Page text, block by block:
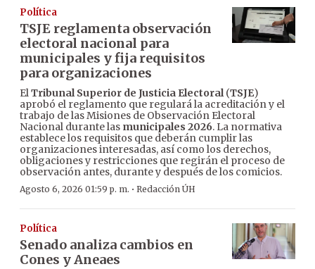
Política
TSJE reglamenta observación
electoral nacional para
municipales y fija requisitos
para organizaciones
ElTribunal Superior de Justicia Electoral(TSJE)
aprobó el reglamento que regulará la acreditación y el
trabajo de las Misiones de Observación Electoral
Nacional durante las municipales 2026. La normativa
establece los requisitos que deberán cumplir las
organizaciones interesadas, así como los derechos,
obligaciones y restricciones que regirán el proceso de
observación antes, durante y después de los comicios.
Agosto 6, 2026 01:59 p. m. · Redacción ÚH
Política
Senado analiza cambios en
Cones y Aneaes